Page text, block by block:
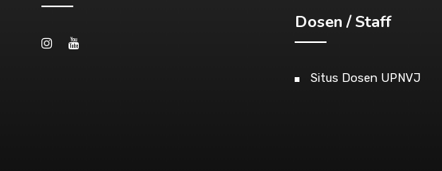
Dosen / Staff
Situs Dosen UPNVJ